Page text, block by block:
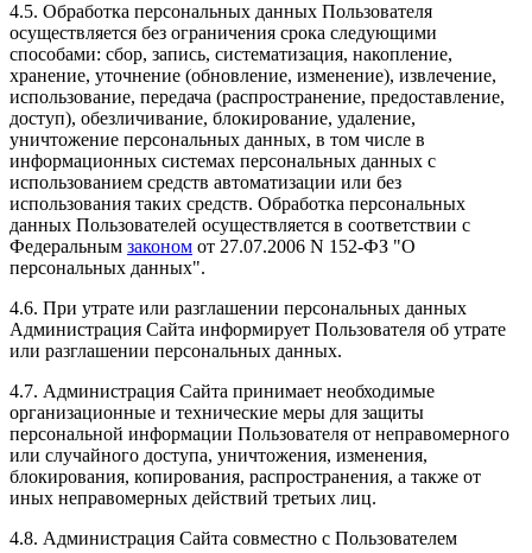
4.5. Обработка персональных данных Пользователя
осуществляется без ограничения срока следующими
способами: сбор, запись, систематизация, накопление,
хранение, уточнение (обновление, изменение), извлечение,
использование, передача (распространение, предоставление,
доступ), обезличивание, блокирование, удаление,
уничтожение персональных данных, в том числе в
информационных системах персональных данных с
использованием средств автоматизации или без
использования таких средств. Обработка персональных
данных Пользователей осуществляется в соответствии с
Федеральным законом от 27.07.2006 N 152-ФЗ "О
персональных данных".
4.6. При утрате или разглашении персональных данных
Администрация Сайта информирует Пользователя об утрате
или разглашении персональных данных.
4.7. Администрация Сайта принимает необходимые
организационные и технические меры для защиты
персональной информации Пользователя от неправомерного
или случайного доступа, уничтожения, изменения,
блокирования, копирования, распространения, а также от
иных неправомерных действий третьих лиц.
4.8. Администрация Сайта совместно с Пользователем